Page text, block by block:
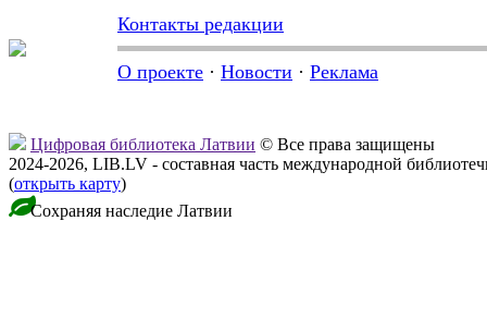
Контакты редакции
О проекте · Новости · Реклама
Цифровая библиотека Латвии © Все права защищены
2024-2026, LIB.LV - составная часть международной
(открыть карту)
Сохраняя наследие Латвии